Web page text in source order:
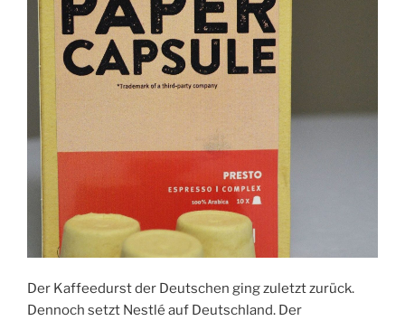
Der Kaffeedurst der Deutschen ging zuletzt zurück.
Dennoch setzt Nestlé auf Deutschland. Der